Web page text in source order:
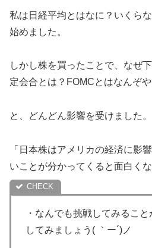
私は日経平均とはなに？いくら
始めました。
しかし株を買ったことで、なぜ
定会合とは？FOMCとはなんぞや
と、どんどん影響を受けました。
「日本株はアメリカの経済に影
いことが分かってくると面白くな
・なんでも挑戦してみるこ
してみましょう( ｀ー´)ノ